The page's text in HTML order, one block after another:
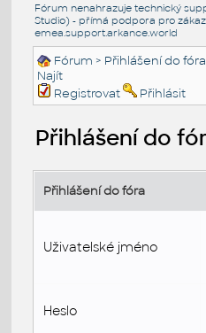
Fórum nenahrazuje technický
Studio) - přímá podpora pro
emea.support.arkance.world
Fórum > Přihlášení do
Najít
Registrovat
Přihlásit
Přihlášení do
Přihlášení do fóra
Uživatelské jméno
Heslo